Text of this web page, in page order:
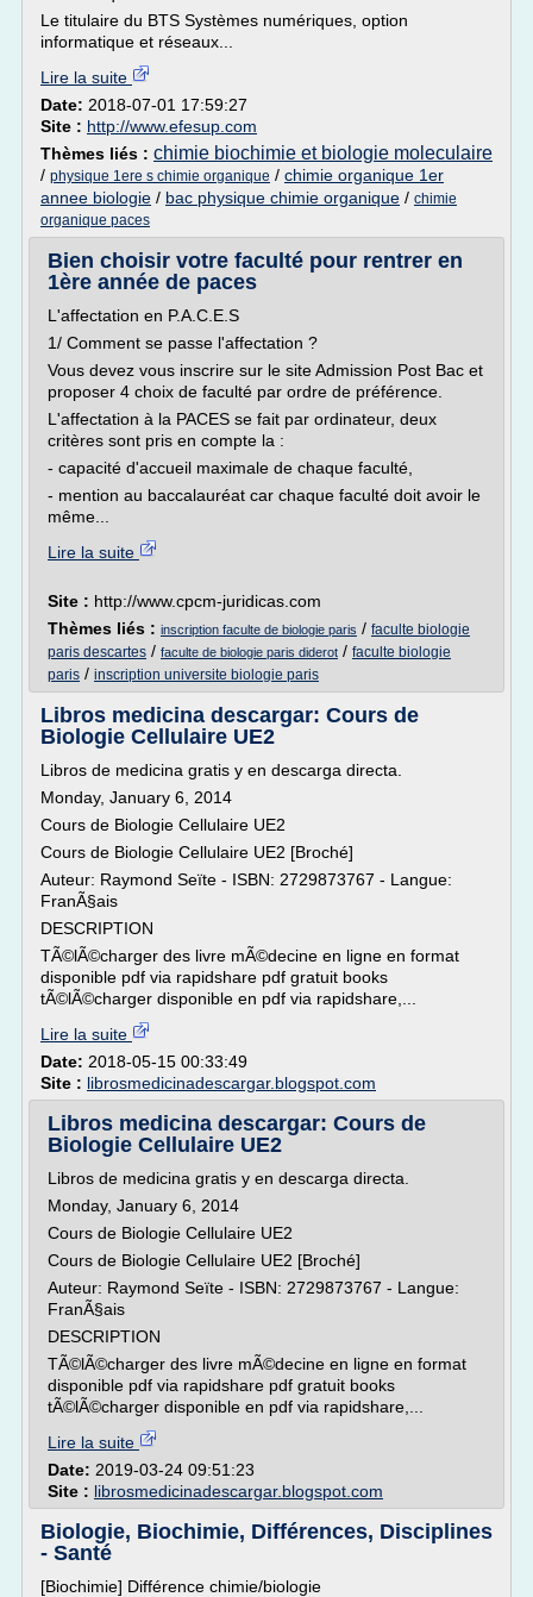
Le titulaire du BTS Systèmes numériques, option
informatique et réseaux...
Lire la suite
Date: 2018-07-01 17:59:27
Site : http://www.efesup.com
Thèmes liés : chimie biochimie et biologie moleculaire
/ physique 1ere s chimie organique / chimie organique 1er
annee biologie / bac physique chimie organique / chimie
organique paces
Bien choisir votre faculté pour rentrer en
1ère année de paces
L'affectation en P.A.C.E.S
1/ Comment se passe l'affectation ?
Vous devez vous inscrire sur le site Admission Post Bac et
proposer 4 choix de faculté par ordre de préférence.
L'affectation à la PACES se fait par ordinateur, deux
critères sont pris en compte la :
- capacité d'accueil maximale de chaque faculté,
- mention au baccalauréat car chaque faculté doit avoir le
même...
Lire la suite
Site : http://www.cpcm-juridicas.com
Thèmes liés : inscription faculte de biologie paris / faculte biologie
paris descartes / faculte de biologie paris diderot / faculte biologie
paris / inscription universite biologie paris
Libros medicina descargar: Cours de
Biologie Cellulaire UE2
Libros de medicina gratis y en descarga directa.
Monday, January 6, 2014
Cours de Biologie Cellulaire UE2
Cours de Biologie Cellulaire UE2 [Broché]
Auteur: Raymond Seïte - ISBN: 2729873767 - Langue:
FranÃ§ais
DESCRIPTION
TÃ©lÃ©charger des livre mÃ©decine en ligne en format
disponible pdf via rapidshare pdf gratuit books
tÃ©lÃ©charger disponible en pdf via rapidshare,...
Lire la suite
Date: 2018-05-15 00:33:49
Site : librosmedicinadescargar.blogspot.com
Libros medicina descargar: Cours de
Biologie Cellulaire UE2
Libros de medicina gratis y en descarga directa.
Monday, January 6, 2014
Cours de Biologie Cellulaire UE2
Cours de Biologie Cellulaire UE2 [Broché]
Auteur: Raymond Seïte - ISBN: 2729873767 - Langue:
FranÃ§ais
DESCRIPTION
TÃ©lÃ©charger des livre mÃ©decine en ligne en format
disponible pdf via rapidshare pdf gratuit books
tÃ©lÃ©charger disponible en pdf via rapidshare,...
Lire la suite
Date: 2019-03-24 09:51:23
Site : librosmedicinadescargar.blogspot.com
Biologie, Biochimie, Différences, Disciplines
- Santé
[Biochimie] Différence chimie/biologie